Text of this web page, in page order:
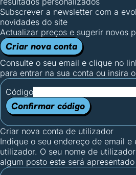
Subscrever a newsletter com a
novidades do site
Actualizar preços e sugerir novos
Criar nova conta
Consulte o seu email e clique no
para entrar na sua conta ou insira
Código
Confirmar código
Criar nova conta de utilizador
Indique o seu endereço de email e
utilizador. O seu nome de
algum posto este será